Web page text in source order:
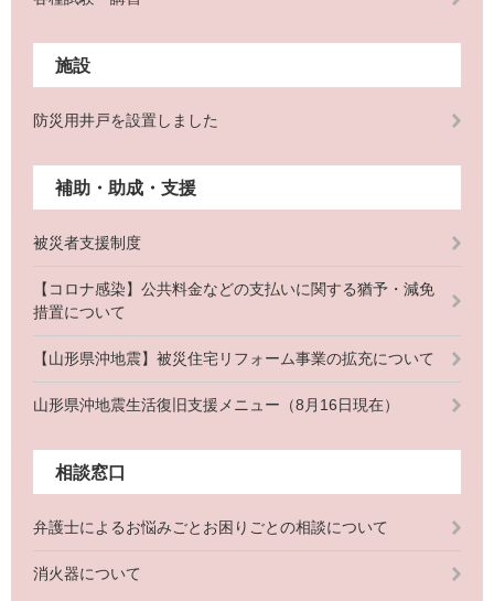
施設
防災用井戸を設置しました
補助・助成・支援
被災者支援制度
【コロナ感染】公共料金などの支払いに関する猶予・減免
措置について
【山形県沖地震】被災住宅リフォーム事業の拡充について
山形県沖地震生活復旧支援メニュー（8月16日現在）
相談窓口
弁護士によるお悩みごとお困りごとの相談について
消火器について